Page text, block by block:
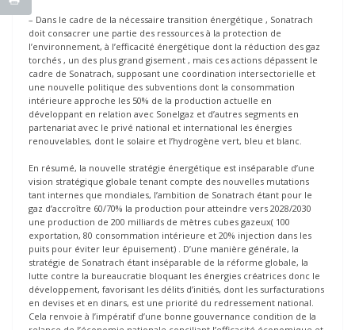
– Dans le cadre de la nécessaire transition énergétique , Sonatrach
doit consacrer une partie des ressources à la protection de
l’environnement, à l’efficacité énergétique dont la réduction des gaz
torchés , un des plus grand gisement , mais ces actions dépassent le
cadre de Sonatrach, supposant une coordination intersectorielle et
une nouvelle politique des subventions dont la consommation
intérieure approche les 50% de la production actuelle en
développant en relation avec Sonelgaz et d’autres segments en
partenariat avec le privé national et international les énergies
renouvelables, dont le solaire et l’hydrogène vert, bleu et blanc.
En résumé, la nouvelle stratégie énergétique est inséparable d’une
vision stratégique globale tenant compte des nouvelles mutations
tant internes que mondiales, l’ambition de Sonatrach étant pour le
gaz d’accroître 60/70% la production pour atteindre vers 2028/2030
une production de 200 milliards de mètres cubes gazeux( 100
exportation, 80 consommation intérieure et 20% injection dans les
puits pour éviter leur épuisement) . D’une manière générale, la
stratégie de Sonatrach étant inséparable de la réforme globale, la
lutte contre la bureaucratie bloquant les énergies créatrices donc le
développement, favorisant les délits d’initiés, dont les surfacturations
en devises et en dinars, est une priorité du redressement national.
Cela renvoie à l’impératif d’une bonne gouvernance condition de la